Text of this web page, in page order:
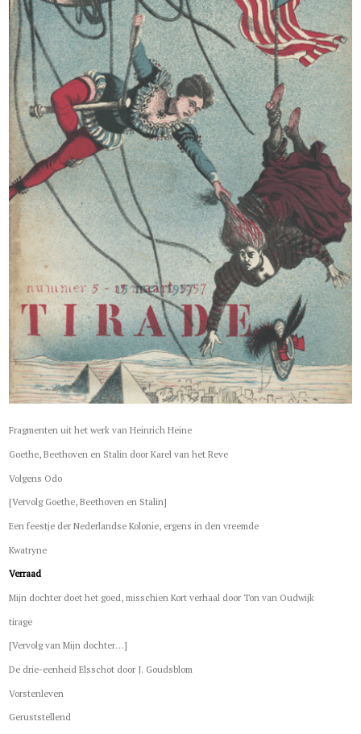
Fragmenten uit het werk van Heinrich Heine
Goethe, Beethoven en Stalin door Karel van het Reve
Volgens Odo
[Vervolg Goethe, Beethoven en Stalin]
Een feestje der Nederlandse Kolonie, ergens in den vreemde
Kwatryne
Verraad
Mijn dochter doet het goed, misschien Kort verhaal door Ton van Oudwijk
tirage
[Vervolg van Mijn dochter…]
De drie-eenheid Elsschot door J. Goudsblom
Vorstenleven
Geruststellend